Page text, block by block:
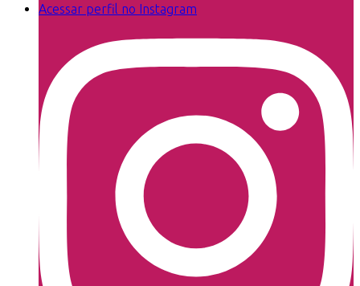
Acessar perfil no Instagram